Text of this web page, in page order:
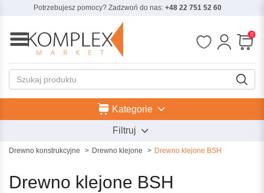
Potrzebujesz pomocy? Zadzwoń do nas: +48 22 751 52 60
0
Kategorie
Filtruj
Drewno konstrukcyjne Drewno klejone Drewno klejone BSH
Drewno klejone BSH